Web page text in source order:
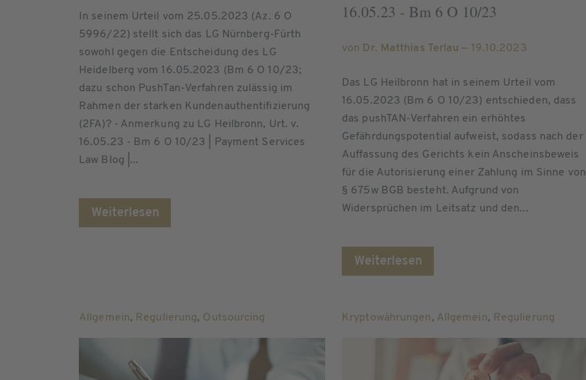
In seinem Urteil vom 25.05.2023 (Az. 6 O
5996/22) stellt sich das LG Nürnberg-Fürth
sowohl gegen die Entscheidung des LG
Heidelberg vom 16.05.2023 (Bm 6 O 10/23;
dazu schon PushTan-Verfahren zulässig im
Rahmen der starken Kundenauthentifizierung
(2FA)? - Anmerkung zu LG Heilbronn, Urt. v.
16.05.23 - Bm 6 O 10/23 | Payment Services
Law Blog |...
Weiterlesen
16.05.23 - Bm 6 O 10/23
von Dr. Matthias Terlau — 19.10.2023
Das LG Heilbronn hat in seinem Urteil vom
16.05.2023 (Bm 6 O 10/23) entschieden, dass
das pushTAN-Verfahren ein erhöhtes
Gefährdungspotential aufweist, sodass nach der
Auffassung des Gerichts kein Anscheinsbeweis
für die Autorisierung einer Zahlung im Sinne von
§ 675w BGB besteht. Aufgrund von
Widersprüchen im Leitsatz und den...
Weiterlesen
Allgemein, Regulierung, Outsourcing Kryptowährungen, Allgemein, Regulierung